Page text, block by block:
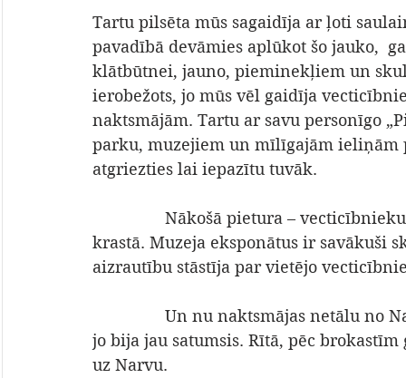
Tartu pilsēta mūs sagaidīja ar ļoti
pavadībā devāmies aplūkot šo jauko,
klātbūtnei, jauno, pieminekļiem un
ierobežots, jo mūs vēl gaidīja
naktsmājām. Tartu ar savu personīgo
parku, muzejiem un mīlīgajām
atgriezties lai iepazītu tuvāk.
krastā. Muzeja eksponātus ir savākuši
aizrautību stāstīja par vietējo
jo bija jau satumsis. Rītā, pēc
uz Narvu.